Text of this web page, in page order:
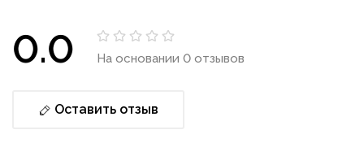
0.0 На основании 0 отзывов
Оставить отзыв